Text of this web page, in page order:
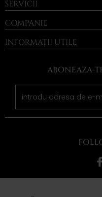
SERVICII
COMPANIE
INFORMAȚII UTILE
ABONEAZA-